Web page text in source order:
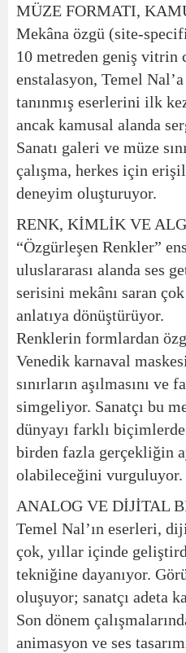
MÜZE FORMATI,
Mekâna özgü (site-
10 metreden geniş vitrin
enstalasyon, Temel
tanınmış eserlerini ilk
ancak kamusal alanda
Sanatı galeri ve müze
çalışma, herkes için
deneyim oluşturuyor.
RENK, KİMLİK VE
“Özgürleşen Renkler”
uluslararası alanda ses
serisini mekânı saran
anlatıya dönüştürüyor.
Renklerin formlardan
Venedik karnaval
sınırların aşılmasını
simgeliyor. Sanatçı bu
dünyayı farklı
birden fazla gerçekliğin
olabileceğini vurguluyor.
ANALOG VE DİJİTAL
Temel Nal’ın eserleri,
çok, yıllar içinde
tekniğine dayanıyor.
oluşuyor; sanatçı adeta
Son dönem
animasyon ve ses